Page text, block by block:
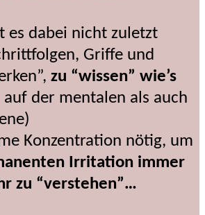
es dabei nicht zuletzt
Griffe und
zu “wissen” wie’s
der mentalen als auch
Konzentration nötig, um
Irritation immer
zu “verstehen”…